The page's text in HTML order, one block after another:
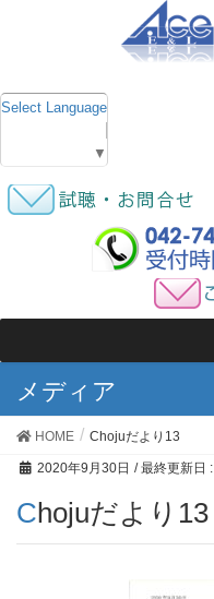
Select Language
▼
メディア
HOME Chojuだより13
2020年9月30日 / 最終更新日 :
Chojuだより13